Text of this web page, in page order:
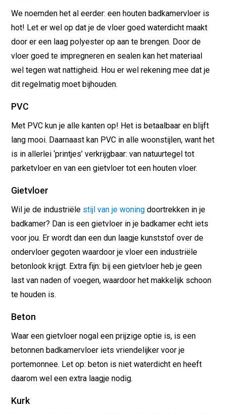
We noemden het al eerder: een houten badkamervloer is
hot! Let er wel op dat je de vloer goed waterdicht maakt
door er een laag polyester op aan te brengen. Door de
vloer goed te impregneren en sealen kan het materiaal
wel tegen wat nattigheid. Hou er wel rekening mee dat je
dit regelmatig moet bijhouden.
PVC
Met PVC kun je alle kanten op! Het is betaalbaar en blijft
lang mooi. Daarnaast kan PVC in alle woonstijlen, want het
is in allerlei ‘printjes’ verkrijgbaar: van natuurtegel tot
parketvloer en van een gietvloer tot een houten vloer.
Gietvloer
Wil je de industriële stijl van je woning doortrekken in je
badkamer? Dan is een gietvloer in je badkamer echt iets
voor jou. Er wordt dan een dun laagje kunststof over de
ondervloer gegoten waardoor je vloer een industriële
betonlook krijgt. Extra fijn: bij een gietvloer heb je geen
last van naden of voegen, waardoor het makkelijk schoon
te houden is.
Beton
Waar een gietvloer nogal een prijzige optie is, is een
betonnen badkamervloer iets vriendelijker voor je
portemonnee. Let op: beton is niet waterdicht en heeft
daarom wel een extra laagje nodig.
Kurk